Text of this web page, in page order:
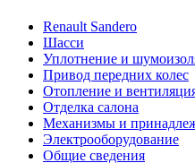
Renault Sandero
Шасси
Уплотнение и
Привод передних колес
Отопление и
Отделка салона
Механизмы и
Электрооборудование
Общие сведения